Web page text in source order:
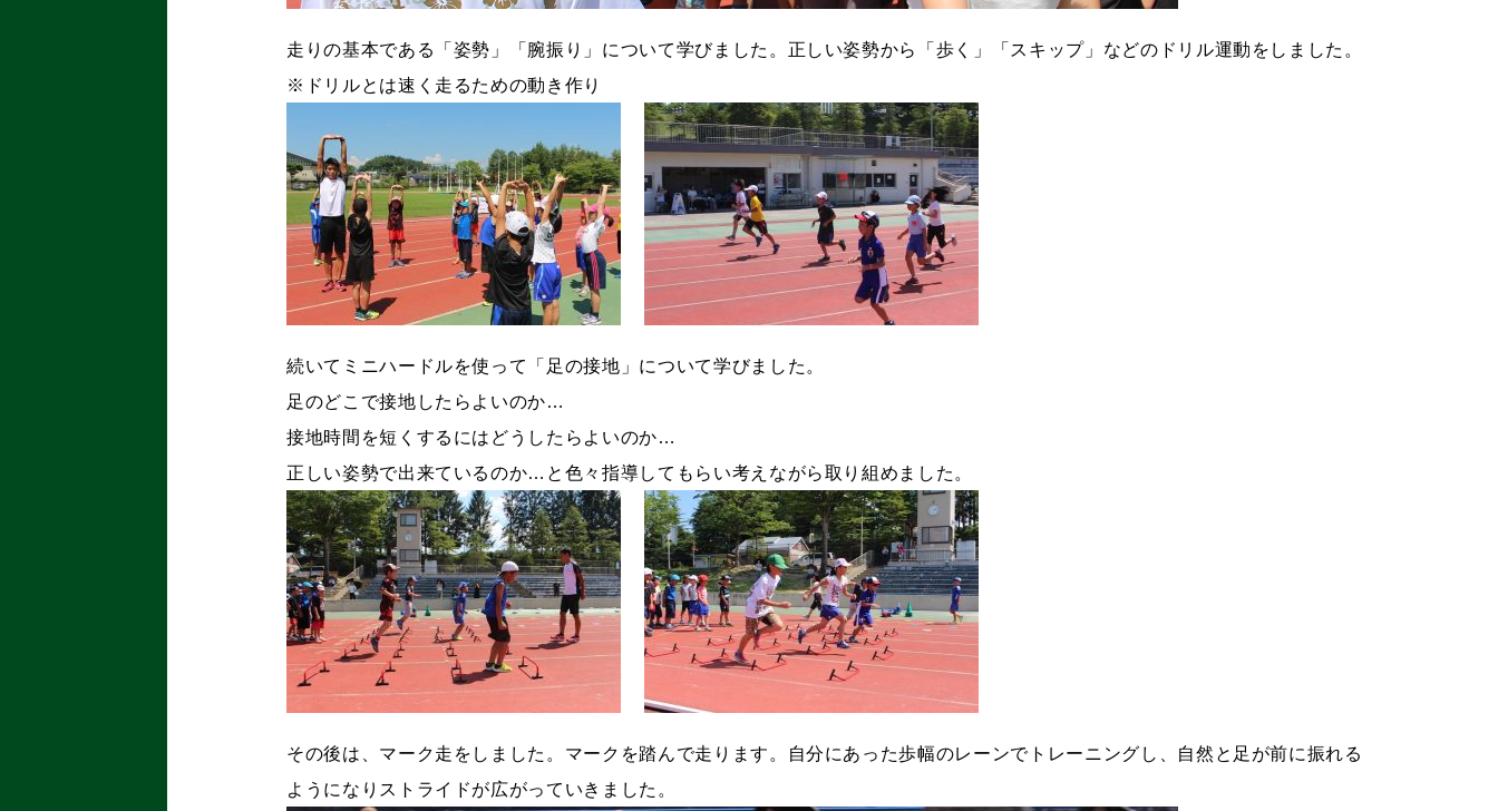
走りの基本である「姿勢」「腕振り」について学びました。正しい姿勢から「歩く」「スキップ」などのドリル運動をしました。
※ドリルとは速く走るための動き作り
続いてミニハードルを使って「足の接地」について学びました。
足のどこで接地したらよいのか…
接地時間を短くするにはどうしたらよいのか…
正しい姿勢で出来ているのか…と色々指導してもらい考えながら取り組めました。
その後は、マーク走をしました。マークを踏んで走ります。自分にあった歩幅のレーンでトレーニングし、自然と足が前に振れる
ようになりストライドが広がっていきました。